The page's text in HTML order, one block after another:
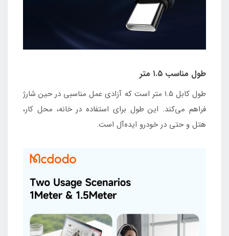
طول مناسب ۱.۵ متر
طول کابل ۱.۵ متر است که آزادی عمل مناسبی در حین شارژ
فراهم می‌کند. این طول برای استفاده در خانه، محل کار،
هتل و حتی در خودرو ایده‌آل است.